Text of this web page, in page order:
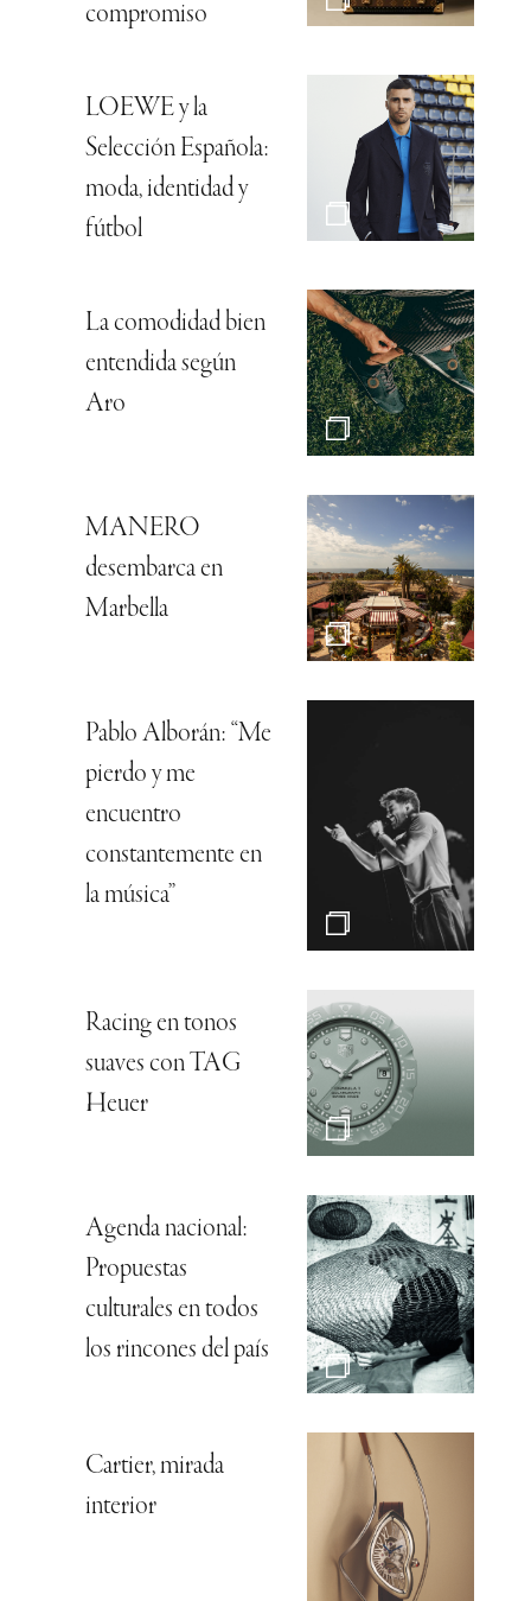
compromiso
LOEWE y la
Selección Española:
moda, identidad y
fútbol
La comodidad bien
entendida según
Aro
MANERO
desembarca en
Marbella
Pablo Alborán: “Me
pierdo y me
encuentro
constantemente en
la música”
Racing en tonos
suaves con TAG
Heuer
Agenda nacional:
Propuestas
culturales en todos
los rincones del país
Cartier, mirada
interior